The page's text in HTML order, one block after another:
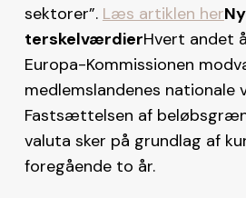
sektorer”. Læs artiklen her
terskelværdierHvert andet
Europa-Kommissionen
medlemslandenes nationale
Fastsættelsen af
valuta sker på grundlag af
foregående to år.